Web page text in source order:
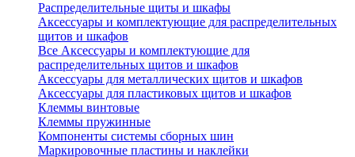
Распределительные щиты и шкафы
Аксессуары и комплектующие для распределительных
щитов и шкафов
Все Аксессуары и комплектующие для
распределительных щитов и шкафов
Аксессуары для металлических щитов и шкафов
Аксессуары для пластиковых щитов и шкафов
Клеммы винтовые
Клеммы пружинные
Компоненты системы сборных шин
Маркировочные пластины и наклейки